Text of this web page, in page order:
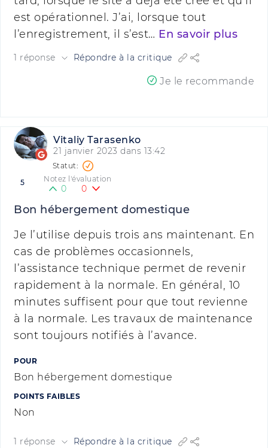
est opérationnel. J’ai, lorsque tout
l’enregistrement, il s’est… En savoir plus
1 réponse Répondre à la critique
Je le recommande
Vitaliy Tarasenko
21 janvier 2023 dans 13:42
5 Notez l'évaluation
0 0
Bon hébergement domestique
Je l’utilise depuis trois ans maintenant. En
cas de problèmes occasionnels,
l’assistance technique permet de revenir
rapidement à la normale. En général, 10
minutes suffisent pour que tout revienne
à la normale. Les travaux de maintenance
sont toujours notifiés à l’avance.
POUR
Bon hébergement domestique
POINTS FAIBLES
Non
1 réponse Répondre à la critique